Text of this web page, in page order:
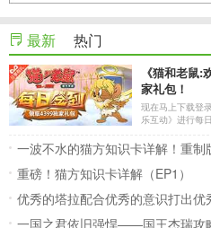
最新 热门
《猫和老鼠
家礼包！
现在马上下载登
乐互动》进行每
换该奖励)。
一波不水的猫方知识卡详解！重制
重磅！猫方知识卡详解（EP1）
优秀的塔拉配合优秀的意识打出优
一国之君依旧强悍——国王杰瑞攻